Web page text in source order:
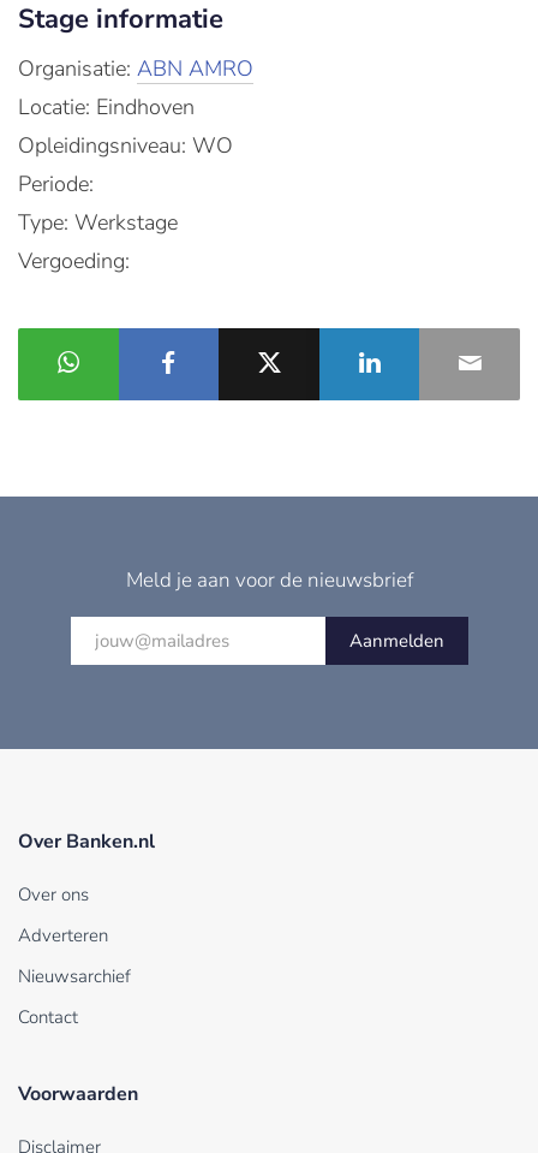
Stage informatie
Organisatie: ABN AMRO
Locatie: Eindhoven
Opleidingsniveau: WO
Periode:
Type: Werkstage
Vergoeding:
Meld je aan voor de nieuwsbrief
Aanmelden
Over Banken.nl
Over ons
Adverteren
Nieuwsarchief
Contact
Voorwaarden
Disclaimer